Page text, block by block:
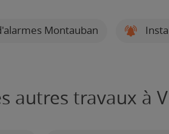
Montauban
autres travaux à